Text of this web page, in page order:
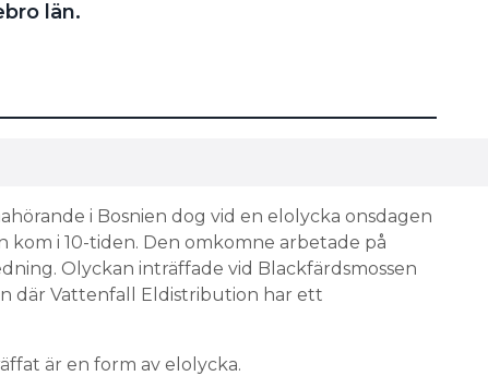
län.
i Bosnien dog vid en elolycka onsdagen
kom i 10-tiden. Den omkomne arbetade på
Olyckan inträffade vid Blackfärdsmossen
där Vattenfall Eldistribution har ett
är en form av elolycka.